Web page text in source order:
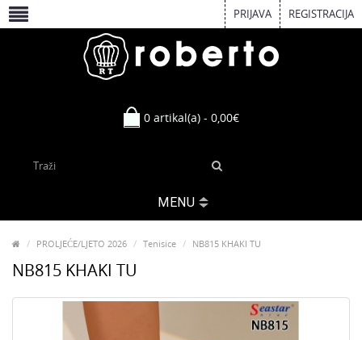
PRIJAVA REGISTRACIJA
0 artikal(a) - 0,00€
MENU
PROLJEĆE/LJETO 2026 Tenisice NB815 KHAKI TU
NB815 KHAKI TU